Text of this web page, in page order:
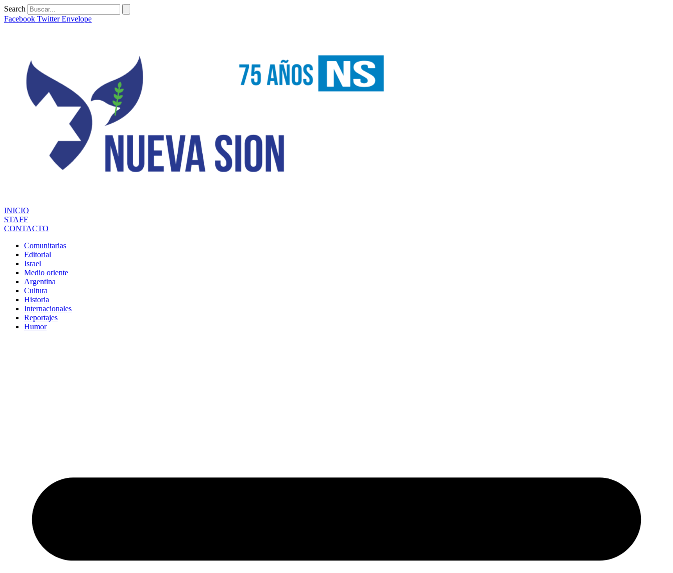
Ir
al
Search
Facebook Twitter Envelope
INICIO
STAFF
CONTACTO
Comunitarias
Editorial
Israel
Medio oriente
Argentina
Cultura
Historia
Internacionales
Reportajes
Humor